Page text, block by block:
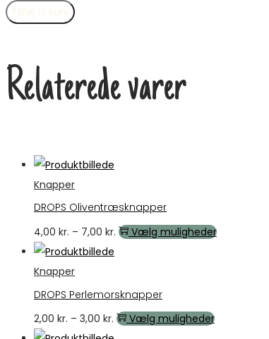
antal
Tilføj til kurv
Relaterede varer
Knapper
DROPS Oliventræsknapper
4,00 kr. – 7,00 kr. Prisinterval:
7,00 kr.
Vælg mulighederDette
Knapper
DROPS Perlemorsknapper
2,00 kr. – 3,00 kr. Prisinterval:
Vælg mulighederDette